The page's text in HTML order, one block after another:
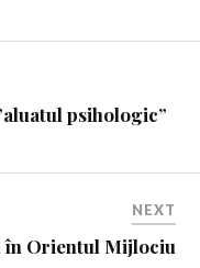
psihologic”
NEXT
în Orientul Mijlociu